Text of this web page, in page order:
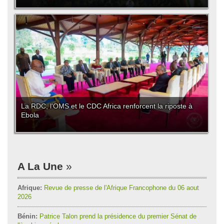
La RDC, l'OMS et le CDC Africa renforcent la riposte à
Ebola
A La Une
Afrique: Revue de presse de l'Afrique Francophone du 06 aout
2026
Bénin: Patrice Talon prend la présidence du premier Sénat de